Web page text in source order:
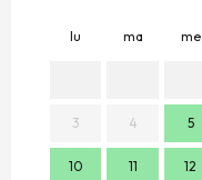
lu ma me
3 4 5
10 11 12